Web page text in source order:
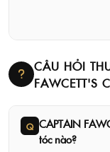
Tạo độ phồng và
cho kiểu tóc
Đa năng
CÂU HỎI
FAWCETT'S
Q CAPTAIN
tóc nào?